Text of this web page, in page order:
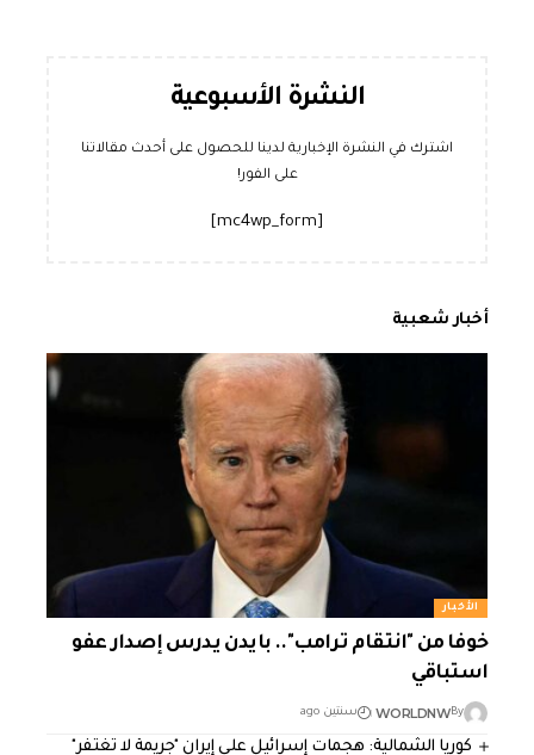
النشرة الأسبوعية
اشترك في النشرة الإخبارية لدينا للحصول على أحدث مقالاتنا
على الفور!
أخبار شعبية
الأخبار
خوفا من "انتقام ترامب".. بايدن يدرس إصدار عفو
استباقي
By
WORLDNW سنتين ago
كوريا الشمالية: هجمات إسرائيل على إيران "جريمة لا تغتفر"